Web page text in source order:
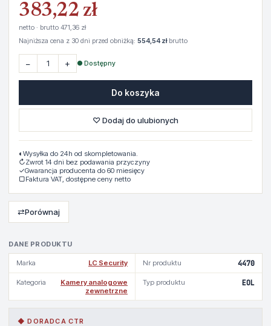
DANE PRODUKTU
Marka LC Security Nr produktu 4470
Kategoria
Kamery analogowe
zewnetrzne
Typ produktu EOL
◆ DORADCA CTR
383,22 zł
netto · brutto 471,36 zł
Najniższa cena z 30 dni przed obniżką: 554,54 złbrutto
− + ● Dostępny
Do koszyka
♡ Dodaj do ulubionych
◐ Wysyłka do 24h od skompletowania.
↻Zwrot 14 dni bez podawania przyczyny
✓Gwarancja producenta do 60 miesięcy
▢Faktura VAT, dostępne ceny netto
⇄Porównaj